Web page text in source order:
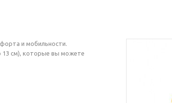
и мобильности.
см), которые вы можете